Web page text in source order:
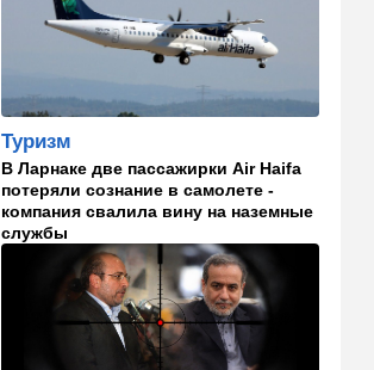
Деньги
Где самые дешевые
продукты онлайн
09:57 Технологии
Важнейший совет
экспертов: это может спасти
вас и вашу семью от
стремительно
распространяющейся
угрозы
Мнения
Найдено некоторое решение
Туризм
В Ларнаке две пассажирки Air Haifa
потеряли сознание в самолете -
компания свалила вину на наземные
службы